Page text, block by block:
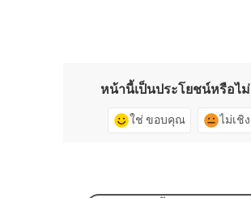
หน้านี้เป็นประโยชน์หรือไม่
ใช่ ขอบคุณ ไม่เชิง